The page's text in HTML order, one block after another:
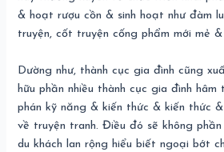
& hoạt rượu cồn & sinh hoạt như đàm
truyện, cốt truyện cống phẩm mới mẻ
Dường như, thành cục gia đình cũng
hữu phần nhiều thành cục gia đình hâm
phán kỹ năng & kiến thức & kiến thức
về truyện tranh. Điều đó sẽ không
du khách lan rộng hiểu biết ngoại bớt